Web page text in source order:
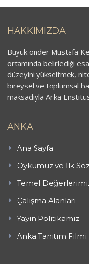
HAKKIMIZDA
Büyük önder Mustafa
ortamında belirlediği
düzeyini yükseltmek,
bireysel ve toplumsal
maksadıyla Anka
ANKA
Ana Sayfa
Öykümüz ve İlk Söz
Temel
Çalışma Alanları
Yayın Politikamız
Anka Tanıtım Filmi